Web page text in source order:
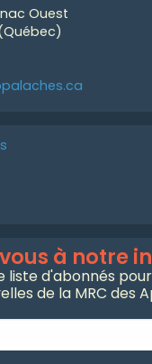
Ouest
à notre
liste d'abonnés
de la MRC des